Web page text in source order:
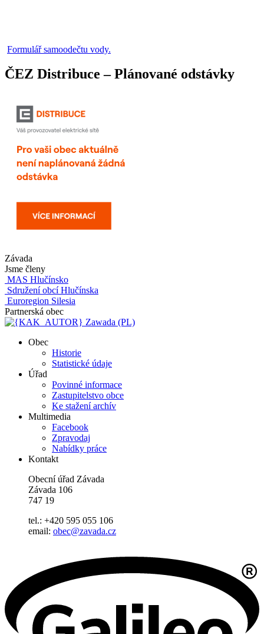
Formulář samoodečtu vody.
ČEZ Distribuce – Plánované odstávky
Závada
Jsme členy
MAS Hlučínsko
Sdružení obcí Hlučínska
Euroregion Silesia
Partnerská obec
Zawada (PL)
Obec
Historie
Statistické údaje
Úřad
Povinné informace
Zastupitelstvo obce
Ke stažení archív
Multimedia
Facebook
Zpravodaj
Nabídky práce
Kontakt
Obecní úřad Závada
Závada 106
747 19
tel.: +420 595 055 106
email: obec@zavada.cz